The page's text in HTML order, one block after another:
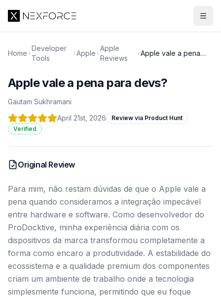
Home
Developer
Tools
Apple
Apple
Reviews
Apple vale a pena
Apple vale a pena para devs?
Gautam Sukhramani
April 21st, 2026
Review via Product Hunt
Verified
Original Review
Para mim, não restam dúvidas de que o Apple vale a
pena quando consideramos a integração impecável
entre hardware e software. Como desenvolvedor do
ProDocktive, minha experiência diária com os
dispositivos da marca transformou completamente a
forma como encaro a produtividade. A estabilidade do
ecossistema e a qualidade premium dos componentes
criam um ambiente de trabalho onde a tecnologia
simplesmente funciona, permitindo que eu foque